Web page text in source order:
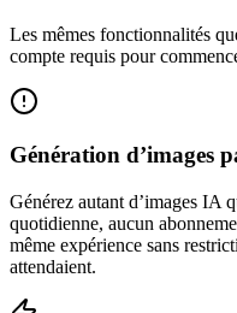
Les mêmes fonctionnalités
compte requis pour
Génération d’images
Générez autant d’images IA
quotidienne, aucun
même expérience sans
attendaient.